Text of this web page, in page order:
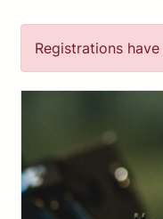
Registrations